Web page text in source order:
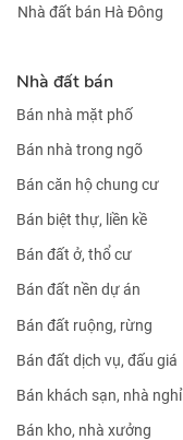
Nhà đất bán Hà Đông
Nhà đất bán
Bán nhà mặt phố
Bán nhà trong ngõ
Bán căn hộ chung cư
Bán biệt thự, liền kề
Bán đất ở, thổ cư
Bán đất nền dự án
Bán đất ruộng, rừng
Bán đất dịch vụ, đấu giá
Bán khách sạn, nhà nghỉ
Bán kho, nhà xưởng